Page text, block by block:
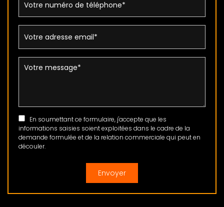
En soumettant ce formulaire, j'accepte que les
informations saisies soient exploitées dans le cadre de la
demande formulée et de la relation commerciale qui peut en
découler.